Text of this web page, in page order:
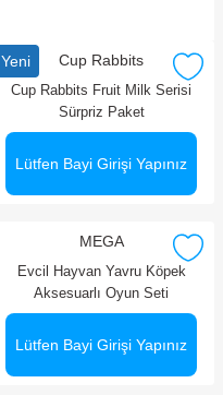
Yeni Cup Rabbits
Cup Rabbits Fruit Milk Serisi
Sürpriz Paket
Lütfen Bayi Girişi Yapınız
MEGA
Evcil Hayvan Yavru Köpek
Aksesuarlı Oyun Seti
Lütfen Bayi Girişi Yapınız